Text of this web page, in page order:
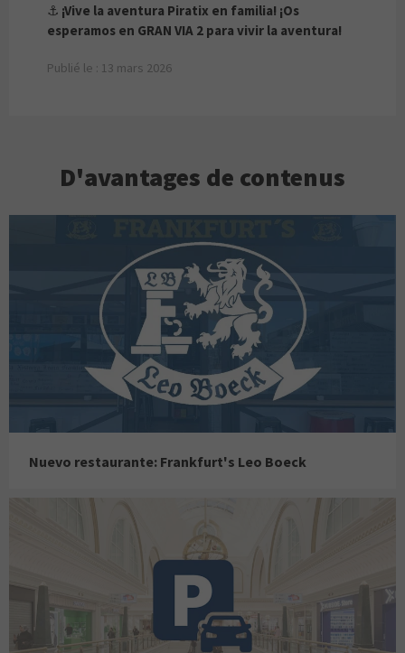
⚓ ¡Vive la aventura Piratix en familia! ¡Os
esperamos en GRAN VIA 2 para vivir la aventura!
Publié le : 13 mars 2026
D'avantages de contenus
Nuevo restaurante: Frankfurt's Leo Boeck